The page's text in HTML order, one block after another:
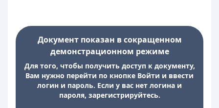
Документ показан в сокращенном
демонстрационном режиме
Для того, чтобы получить доступ к документу,
Вам нужно перейти по кнопке Войти и ввести
логин и пароль. Если у вас нет логина и
пароля, зарегистрируйтесь.